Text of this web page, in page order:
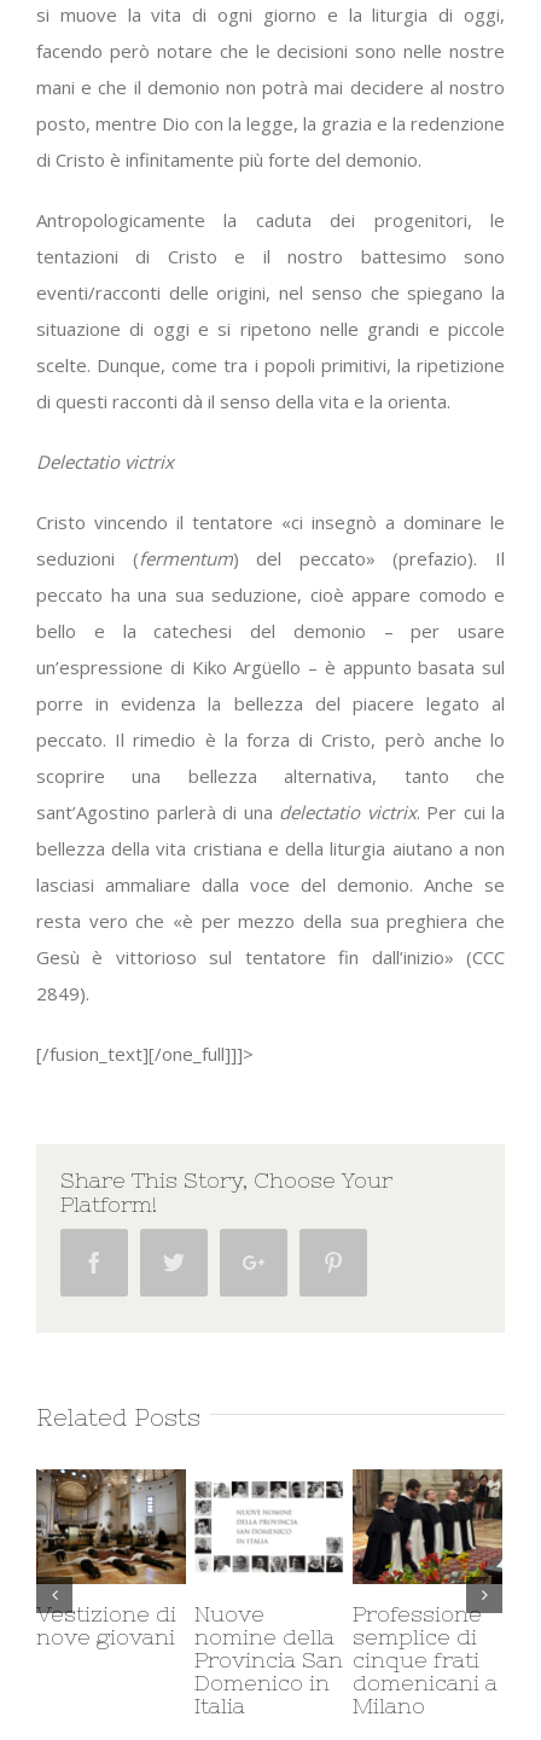
si muove la vita di ogni giorno e la liturgia di oggi,
facendo però notare che le decisioni sono nelle nostre
mani e che il demonio non potrà mai decidere al nostro
posto, mentre Dio con la legge, la grazia e la redenzione
di Cristo è infinitamente più forte del demonio.
Antropologicamente la caduta dei progenitori, le
tentazioni di Cristo e il nostro battesimo sono
eventi/racconti delle origini, nel senso che spiegano la
situazione di oggi e si ripetono nelle grandi e piccole
scelte. Dunque, come tra i popoli primitivi, la ripetizione
di questi racconti dà il senso della vita e la orienta.
Delectatio victrix
Cristo vincendo il tentatore «ci insegnò a dominare le
seduzioni (fermentum) del peccato» (prefazio). Il
peccato ha una sua seduzione, cioè appare comodo e
bello e la catechesi del demonio – per usare
un’espressione di Kiko Argüello – è appunto basata sul
porre in evidenza la bellezza del piacere legato al
peccato. Il rimedio è la forza di Cristo, però anche lo
scoprire una bellezza alternativa, tanto che
sant’Agostino parlerà di una delectatio victrix. Per cui la
bellezza della vita cristiana e della liturgia aiutano a non
lasciasi ammaliare dalla voce del demonio. Anche se
resta vero che «è per mezzo della sua preghiera che
Gesù è vittorioso sul tentatore fin dall’inizio» (CCC
2849).
[/fusion_text][/one_full]]]>
Share This Story, Choose Your
Platform!
Facebook Twitter Google+
Related Posts
Vestizione di
nove giovani
Nuove
nomine della
Provincia San
Domenico in
Italia
Professione
semplice di
cinque frati
domenicani a
Milano